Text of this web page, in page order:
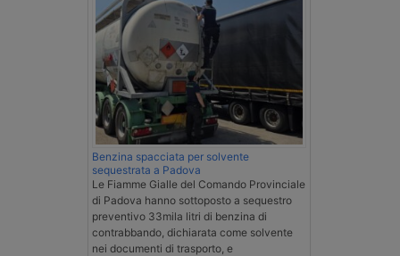
Benzina spacciata per solvente
sequestrata a Padova
Le Fiamme Gialle del Comando Provinciale
di Padova hanno sottoposto a sequestro
preventivo 33mila litri di benzina di
contrabbando, dichiarata come solvente
nei documenti di trasporto, e